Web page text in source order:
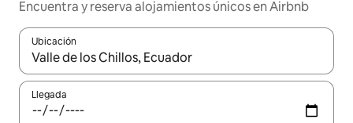
Encuentra y reserva alojamientos únicos en Airbnb
Ubicación
Cuando los resultados estén disponibles, navega con las
Llegada